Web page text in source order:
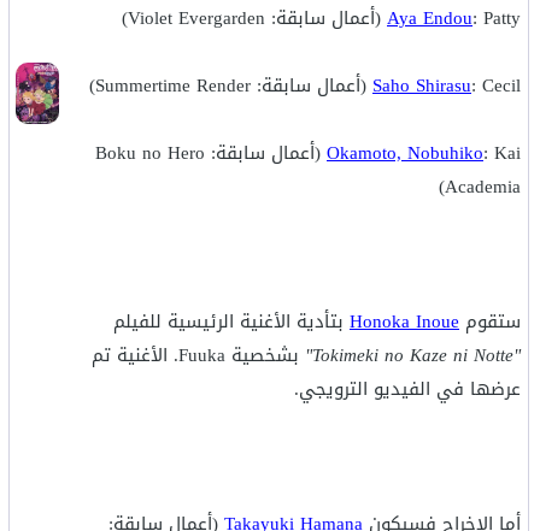
Aya Endou: Patty (أعمال سابقة: Violet Evergarden)
Saho Shirasu: Cecil (أعمال سابقة: Summertime Render)
Okamoto, Nobuhiko
: Kai (أعمال سابقة: Boku no Hero
Academia)
ستقوم Honoka Inoue بتأدية الأغنية الرئيسية للفيلم
"Tokimeki no Kaze ni Notte"
بشخصية Fuuka. الأغنية تم
عرضها في الفيديو الترويجي.
أما الإخراج فسيكون Takayuki Hamana(أعمال سابقة: